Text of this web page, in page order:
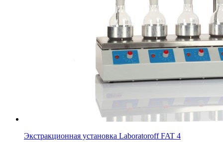
Экстракционная установка Laboratoroff FAT 4